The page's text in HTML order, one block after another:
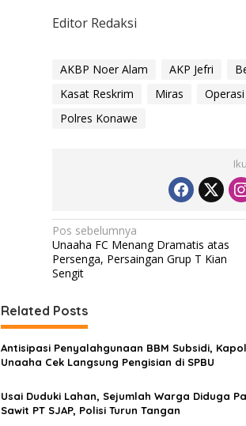
Editor Redaksi
AKBP Noer Alam AKP Jefri
Kasat Reskrim
Miras
Polres Konawe
N
a
v
i
g
a
s
i
p
Pos sebelumnya
Unaaha FC Menang Dramatis atas
Persenga, Persaingan Grup T Kian
Sengit
Related Posts
Antisipasi Penyalahgunaan BBM Subsidi,
Unaaha Cek Langsung Pengisian di SPBU
Usai Duduki Lahan, Sejumlah Warga Diduga
Sawit PT SJAP, Polisi Turun Tangan